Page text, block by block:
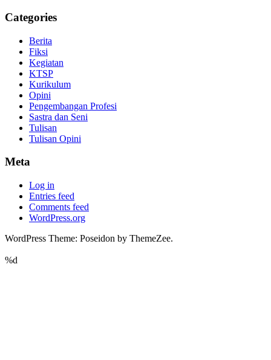
Categories
Berita
Fiksi
Kegiatan
KTSP
Kurikulum
Opini
Pengembangan Profesi
Sastra dan Seni
Tulisan
Tulisan Opini
Meta
Log in
Entries feed
Comments feed
WordPress.org
WordPress Theme: Poseidon by ThemeZee.
%d